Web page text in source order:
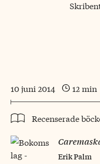
10 juni 2014 12 min
Recenserade
Erik Palm